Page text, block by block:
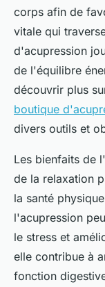
corps afin de
vitale qui
d'acupression
de l'équilibre
découvrir plus
boutique
divers outils et
Les bienfaits de
de la relaxation
la santé
l'acupression
le stress et
elle contribue à
fonction